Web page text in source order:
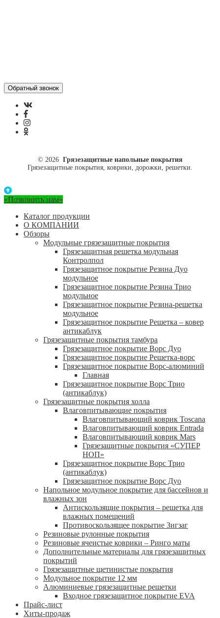
© 2026 Грязезащитные напольные покрытия
Грязезащитные покрытия, коврики, дорожки, решетки.
«Позвонить нам»
Каталог продукции
О КОМПАНИИ
Обзоры
Модульные грязезащитные покрытия
Грязезащитная решетка модульная
Контролпол
Грязезащитное покрытие Резина Дуо
модульное
Грязезащитное покрытие Резина Трио
модульное
Грязезащитное покрытие Резина-решетка
модульное
Грязезащитное покрытие Решетка – ковер
антикаблук
Грязезащитные покрытия тамбура
Грязезащитное покрытие Ворс Дуо
Грязезащитное покрытие Решетка-ворс
Грязезащитное покрытие Ворс-алюминий
Главная
Грязезащитное покрытие Ворс Трио
(антикаблук)
Грязезащитные покрытия холла
Влаговпитывающие покрытия
Влаговпитывающий коврик Toscana
Влаговпитывающий коврик Entrada
Влаговпитывающий коврик Mars
Грязезащитные покрытия «СУПЕР
НОП»
Грязезащитное покрытие Ворс Трио
(антикаблук)
Грязезащитное покрытие Ворс Дуо
Напольное модульное покрытие для бассейнов и
влажных зон
Антискользящие покрытия – решетка для
влажных помещений
Противоскользящее покрытие Зигзаг
Резиновые рулонные покрытия
Резиновые ячеистые коврики – Ринго маты
Дополнительные материалы для грязезащитных
покрытий
Грязезащитные щетинистые покрытия
Модульное покрытие 12 мм
Алюминиевые грязезащитные решетки
Входное грязезащитное покрытие EVA
Прайс-лист
Хиты-продаж